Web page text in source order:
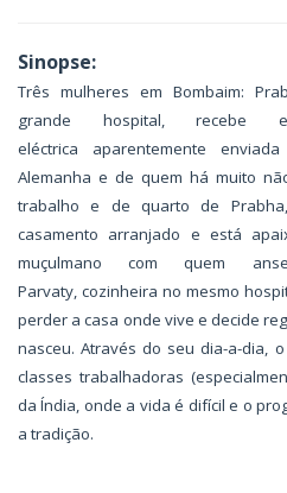
Sinopse:
Três mulheres em Bombaim:
grande hospital, recebe
eléctrica aparentemente
Alemanha e de quem há muito
trabalho e de quarto de
casamento arranjado e está
muçulmano com quem
Parvaty, cozinheira no mesmo
perder a casa onde vive e decide
nasceu. Através do seu dia-a-dia,
classes trabalhadoras
da Índia, onde a vida é difícil e o
a tradição.